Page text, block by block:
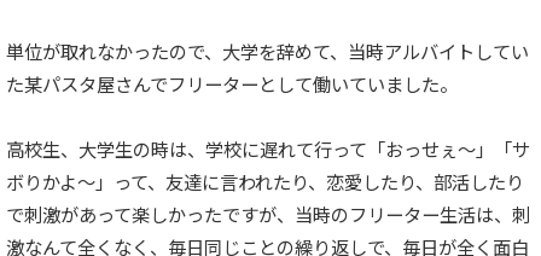
単位が取れなかったので、大学を辞めて、当時アルバイトしてい
た某パスタ屋さんでフリーターとして働いていました。
高校生、大学生の時は、学校に遅れて行って「おっせぇ〜」「サ
ボりかよ〜」って、友達に言われたり、恋愛したり、部活したり
で刺激があって楽しかったですが、当時のフリーター生活は、刺
激なんて全くなく、毎日同じことの繰り返しで、毎日が全く面白